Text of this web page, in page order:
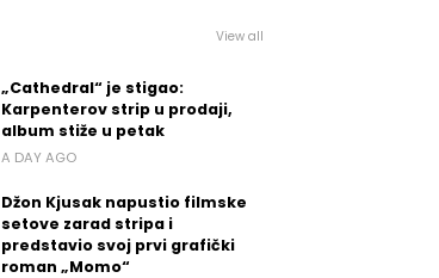
View all
„Cathedral“ je stigao:
Karpenterov strip u prodaji,
album stiže u petak
A DAY AGO
Džon Kjusak napustio filmske
setove zarad stripa i
predstavio svoj prvi grafički
roman „Momo“